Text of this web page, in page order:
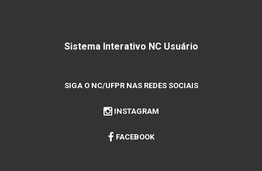
Sistema Interativo NC Usuário
SIGA O NC/UFPR NAS REDES SOCIAIS
INSTAGRAM
FACEBOOK